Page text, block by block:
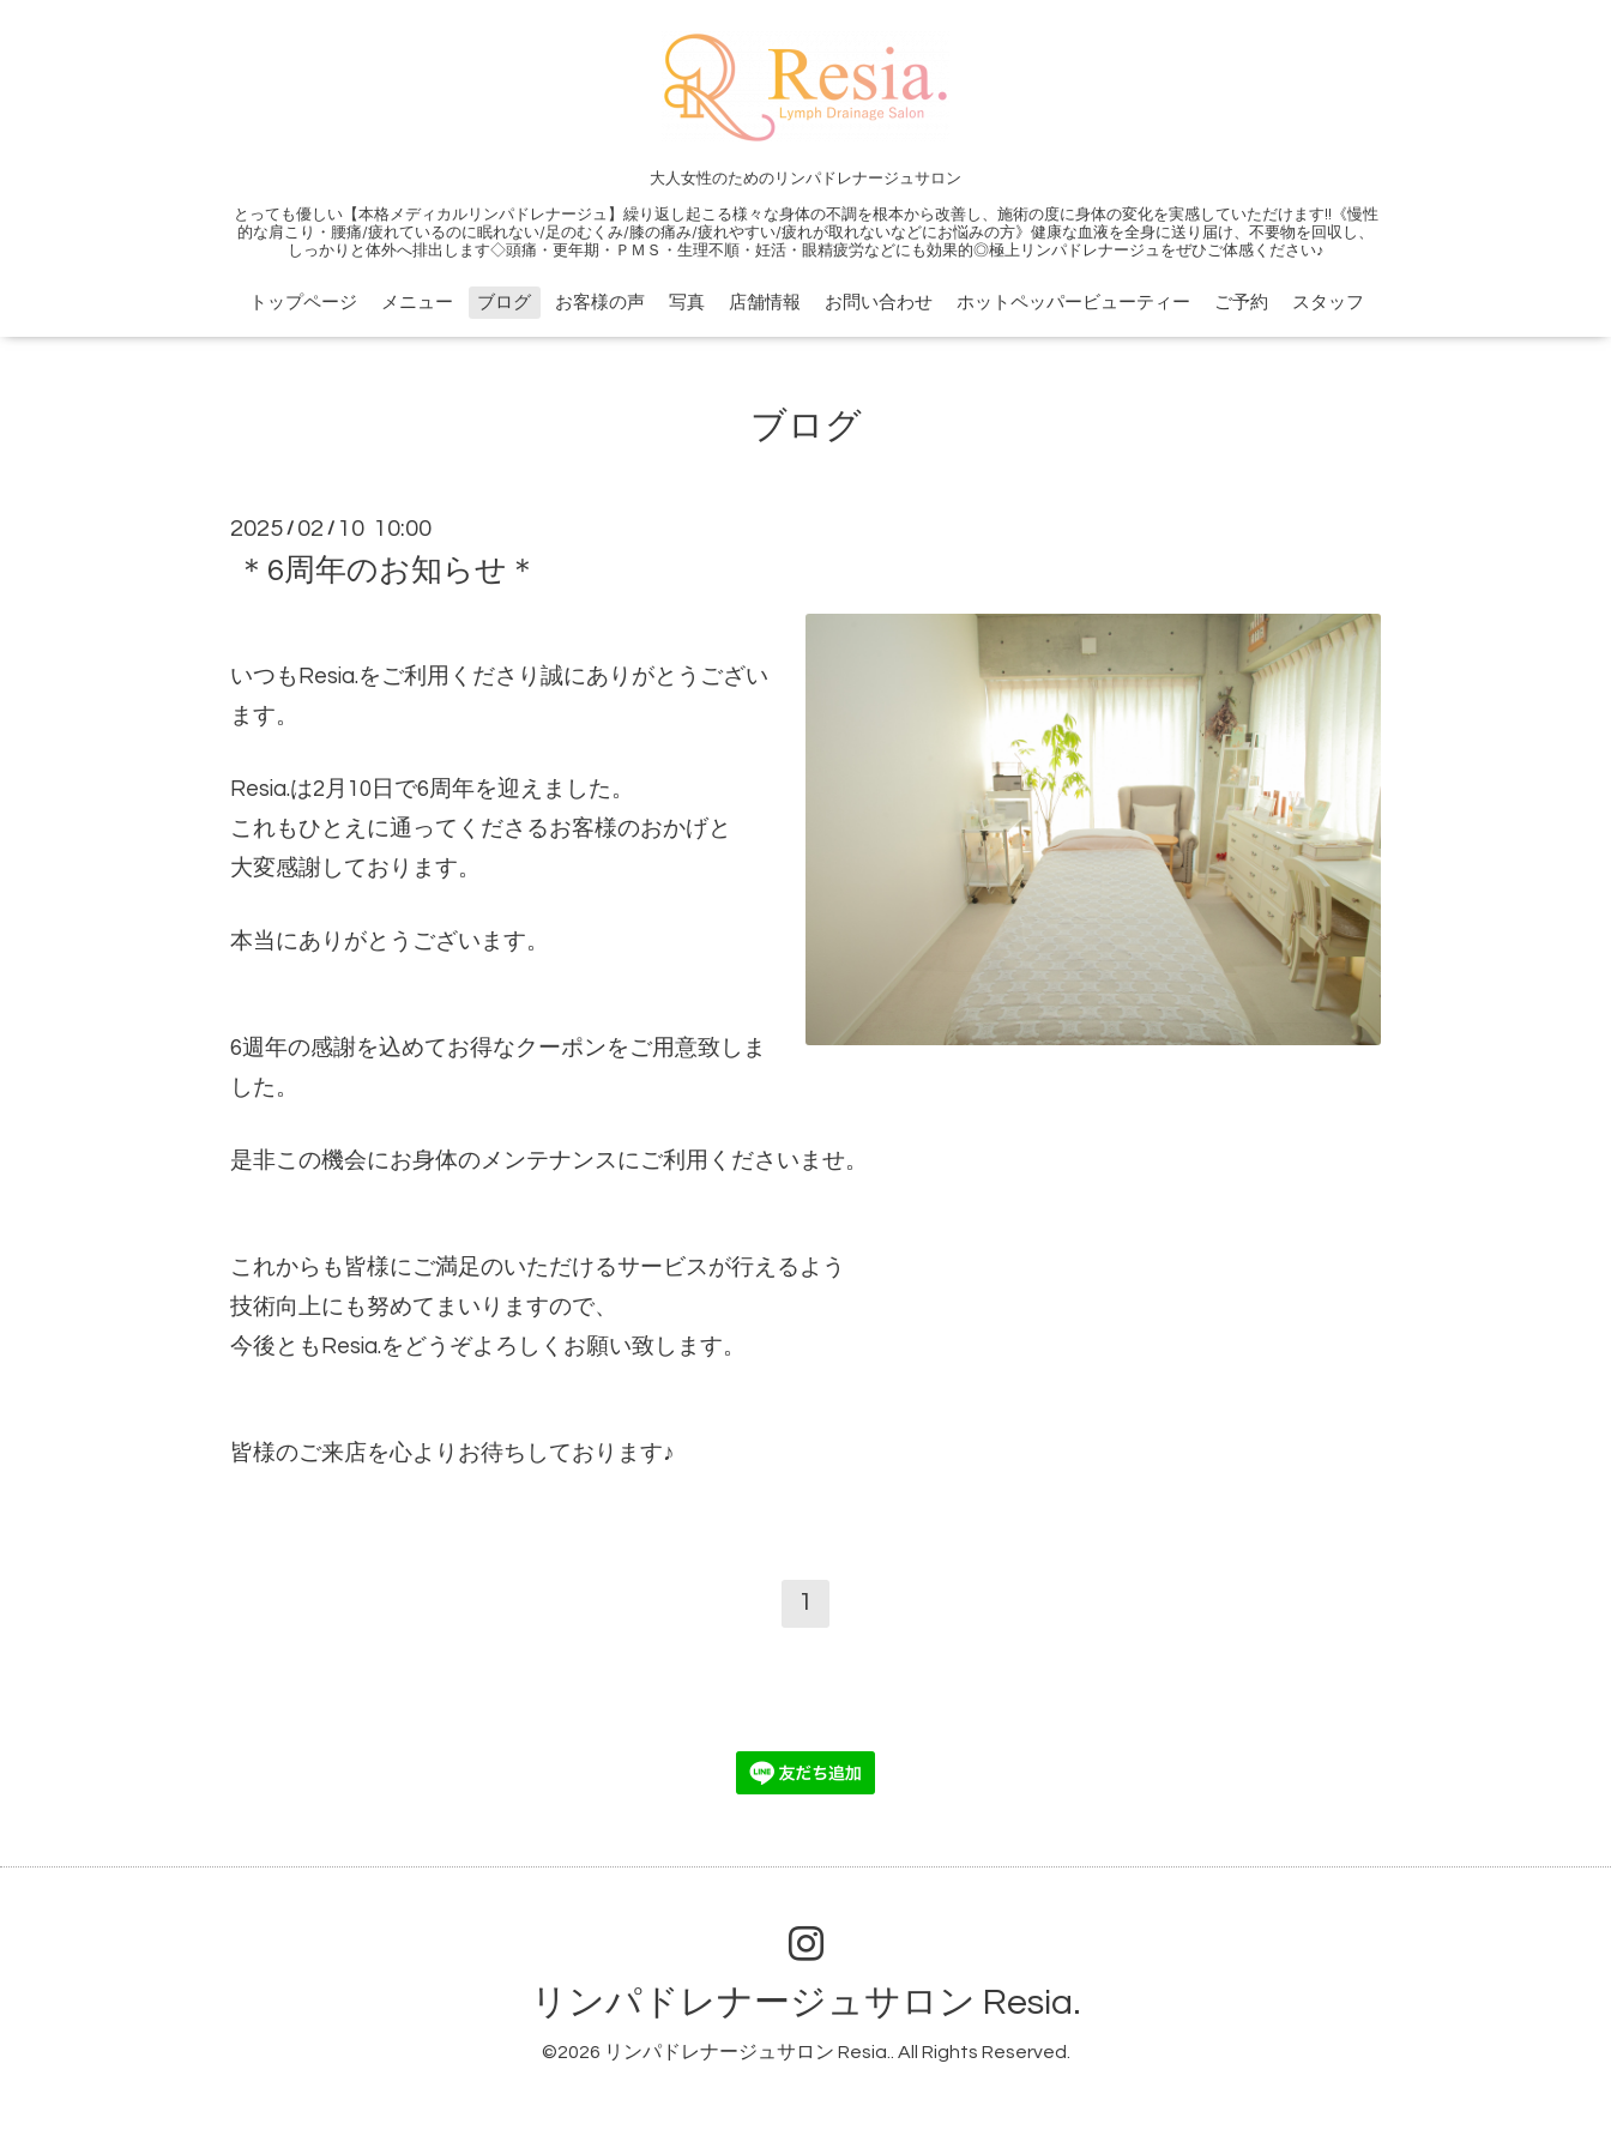
大人女性のためのリンパドレナージュサロン
とっても優しい【本格メディカルリンパドレナージュ】繰り返し起こる様々な身体の不調を根本から改善し、施術の度に身体の変化を実感していただけます!!《慢性
的な肩こり・腰痛/疲れているのに眠れない/足のむくみ/膝の痛み/疲れやすい/疲れが取れないなどにお悩みの方》健康な血液を全身に送り届け、不要物を回収し、
しっかりと体外へ排出します◇頭痛・更年期・ＰＭＳ・生理不順・妊活・眼精疲労などにも効果的◎極上リンパドレナージュをぜひご体感ください♪
トップページ メニュー ブログ お客様の声 写真 店舗情報 お問い合わせ ホットペッパービューティー ご予約 スタッフ
ブログ
2025 / 02 / 10 10:00
＊6周年のお知らせ＊
いつもResia.をご利用くださり誠にありがとうござい
ます。
Resia.は2月10日で6周年を迎えました。
これもひとえに通ってくださるお客様のおかげと
大変感謝しております。
本当にありがとうございます。
6週年の感謝を込めてお得なクーポンをご用意致しま
した。
是非この機会にお身体のメンテナンスにご利用くださいませ。
これからも皆様にご満足のいただけるサービスが行えるよう
技術向上にも努めてまいりますので、
今後ともResia.をどうぞよろしくお願い致します。
皆様のご来店を心よりお待ちしております♪
1
リンパドレナージュサロン Resia.
©2026 リンパドレナージュサロン Resia.. All Rights Reserved.